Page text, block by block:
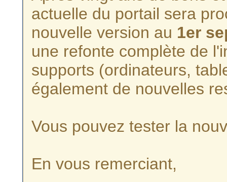
actuelle du portail sera
nouvelle version au 1er
une refonte complète de
supports (ordinateurs,
également de nouvelles
Vous pouvez tester la
En vous remerciant,